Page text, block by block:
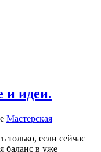
и идеи.
Мастерская
только, если сейчас
баланс в уже